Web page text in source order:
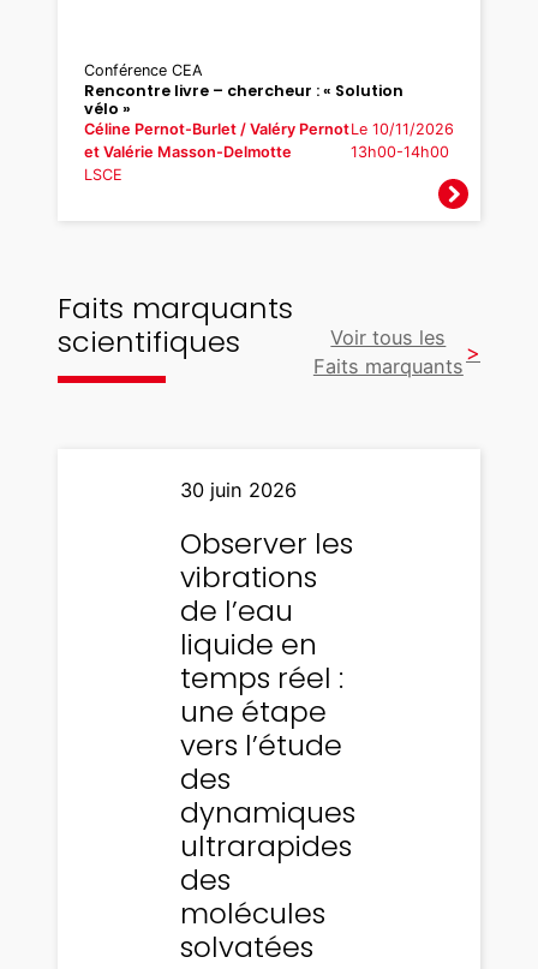
Conférence CEA
Rencontre livre – chercheur : « Solution
vélo »
Céline Pernot-Burlet / Valéry Pernot
et Valérie Masson-Delmotte
LSCE
Le 10/11/2026
13h00-14h00
Faits marquants
scientifiques
Voir tous les
Faits marquants
30 juin 2026
Observer les
vibrations
de l’eau
liquide en
temps réel :
une étape
vers l’étude
des
dynamiques
ultrarapides
des
molécules
solvatées